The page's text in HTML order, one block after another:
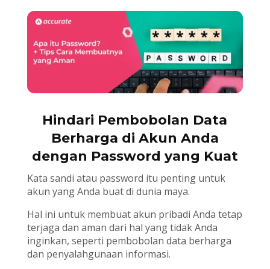
Hindari Pembobolan Data
Berharga di Akun Anda
dengan Password yang Kuat
Kata sandi atau password itu penting untuk
akun yang Anda buat di dunia maya.
Hal ini untuk membuat akun pribadi Anda tetap
terjaga dan aman dari hal yang tidak Anda
inginkan, seperti pembobolan data berharga
dan penyalahgunaan informasi.